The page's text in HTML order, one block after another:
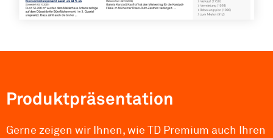
Produktpräsentation
Gerne zeigen wir Ihnen, wie TD Premium auch Ihren